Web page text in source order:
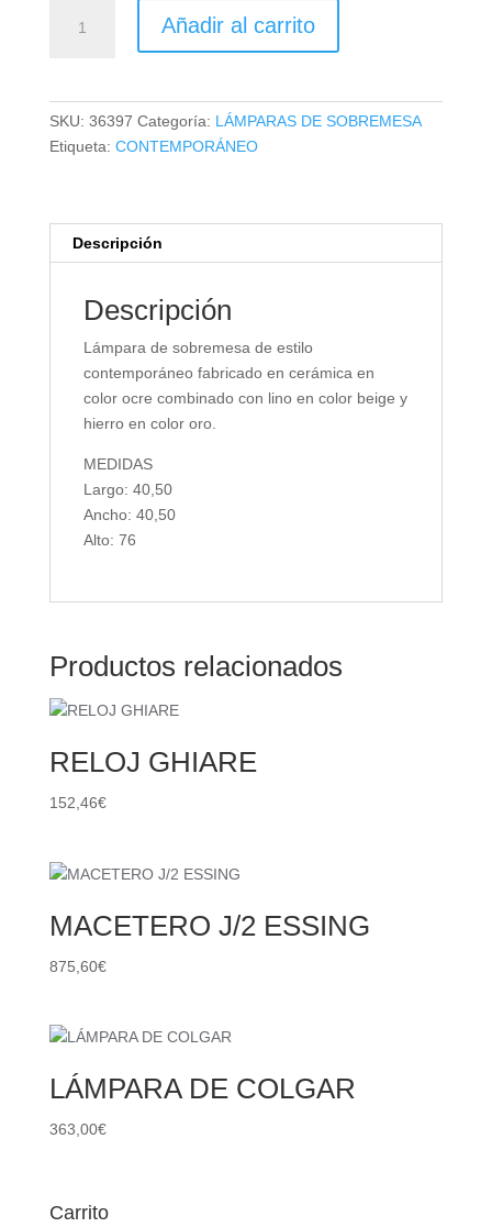
Añadir al carrito
SKU: 36397 Categoría: LÁMPARAS DE SOBREMESA
Etiqueta: CONTEMPORÁNEO
Descripción
Descripción
Lámpara de sobremesa de estilo
contemporáneo fabricado en cerámica en
color ocre combinado con lino en color beige y
hierro en color oro.
MEDIDAS
Largo: 40,50
Ancho: 40,50
Alto: 76
Productos relacionados
RELOJ GHIARE
152,46€
MACETERO J/2 ESSING
875,60€
LÁMPARA DE COLGAR
363,00€
Carrito